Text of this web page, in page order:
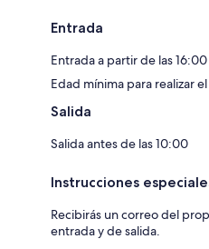
Entrada
Entrada a partir de las 16:00
Edad mínima para realizar
Salida
Salida antes de las 10:00
Instrucciones
Recibirás un correo del
entrada y de salida.